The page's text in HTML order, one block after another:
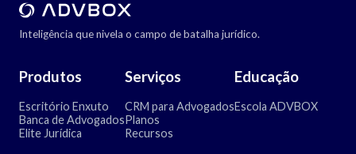
Inteligência que nivela o campo de batalha jurídico.
Produtos
Escritório Enxuto
Banca de Advogados
Elite Jurídica
Serviços
CRM para Advogados
Planos
Recursos
Educação
Escola ADVBOX